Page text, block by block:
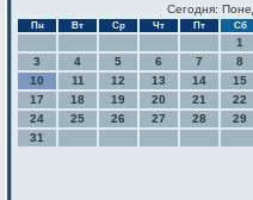
Сегодня:
Пн Вт Ср Чт Пт Сб
1
3
4 5 6 7 8
10
11 12 13 14 15
17
18 19 20 21 22
24
25 26 27 28 29
31